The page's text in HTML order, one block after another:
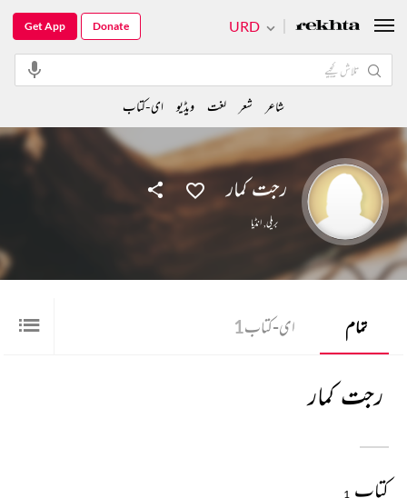
رجت کمار
بریلی,انڈیا
تمام ای-کتاب1
رجت کمار
کتاب 1
URD
Get App Donate
شاعر شعر لغت ویڈیو ای-کتاب